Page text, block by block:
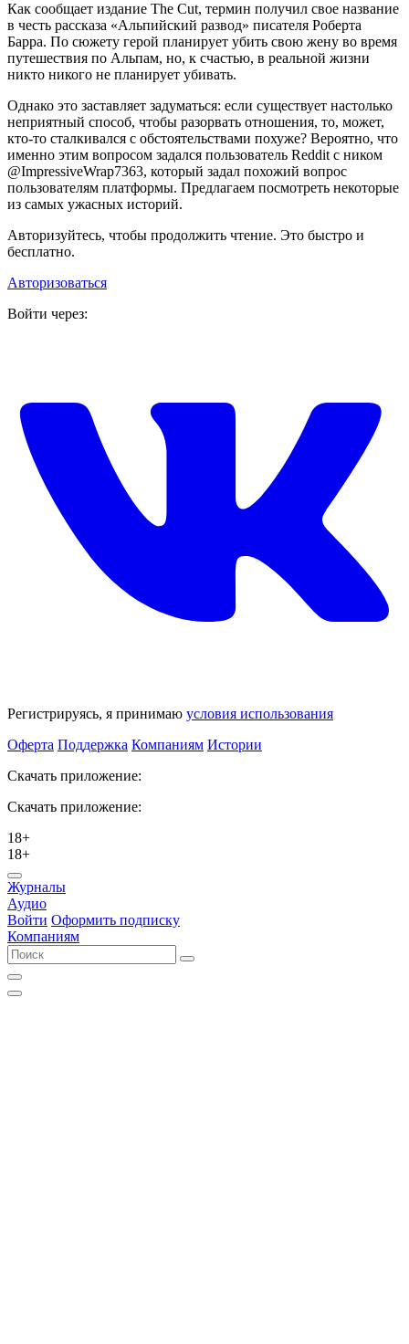
Как сообщает издание The Cut, термин получил свое название
в честь рассказа «Альпийский развод» писателя Роберта
Барра. По сюжету герой планирует убить свою жену во время
путешествия по Альпам, но, к счастью, в реальной жизни
никто никого не планирует убивать.
Однако это заставляет задуматься: если существует настолько
неприятный способ, чтобы разорвать отношения, то, может,
кто-то сталкивался с обстоятельствами похуже? Вероятно, что
именно этим вопросом задался пользователь Reddit с ником
@ImpressiveWrap7363, который задал похожий вопрос
пользователям платформы. Предлагаем посмотреть некоторые
из самых ужасных историй.
Авторизуйтесь, чтобы продолжить чтение. Это быстро и
бесплатно.
Авторизоваться
Войти через:
Регистрируясь, я принимаю условия использования
Оферта Поддержка Компаниям Истории
Скачать приложение:
Скачать приложение:
18+
18+
Журналы
Аудио
Войти Оформить подписку
Компаниям